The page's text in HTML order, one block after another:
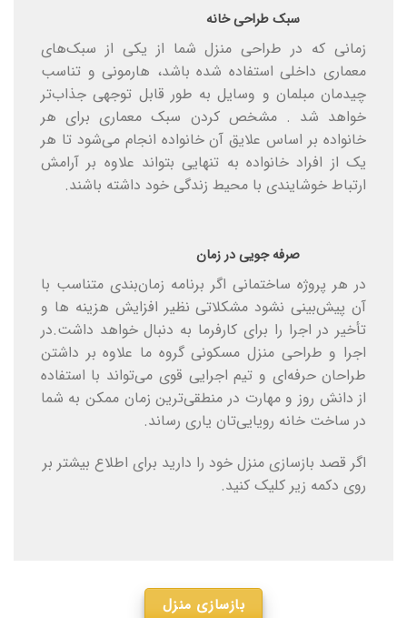
سبک طراحی خانه
زمانی که در طراحی منزل شما از یکی از سبک‌های
معماری داخلی استفاده شده باشد، هارمونی و تناسب
چیدمان مبلمان و وسایل به طور قابل توجهی جذاب‌تر
خواهد شد . مشخص کردن سبک معماری برای هر
خانواده بر اساس علایق آن خانواده انجام می‌شود تا هر
یک از افراد خانواده به تنهایی بتواند علاوه بر آرامش
ارتباط خوشایندی با محیط زندگی خود داشته باشند.
صرفه جویی در زمان
در هر پروژه ساختمانی اگر برنامه زمان‌بندی متناسب با
آن پیش‌بینی نشود مشکلاتی نظیر افزایش هزینه ها و
تأخیر در اجرا را برای کارفرما به دنبال خواهد داشت.در
اجرا و طراحی منزل مسکونی گروه ما علاوه بر داشتن
طراحان حرفه‌ای و تیم اجرایی قوی می‌تواند با استفاده
از دانش روز و مهارت در منطقی‌ترین زمان ممکن به شما
در ساخت خانه رویایی‌تان یاری رساند.
اگر قصد بازسازی منزل خود را دارید برای اطلاع بیشتر بر
روی دکمه زیر کلیک کنید.
بازسازی منزل